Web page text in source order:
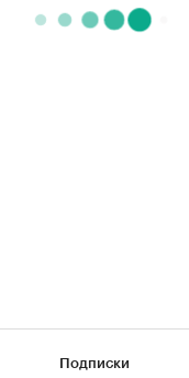
Подписки